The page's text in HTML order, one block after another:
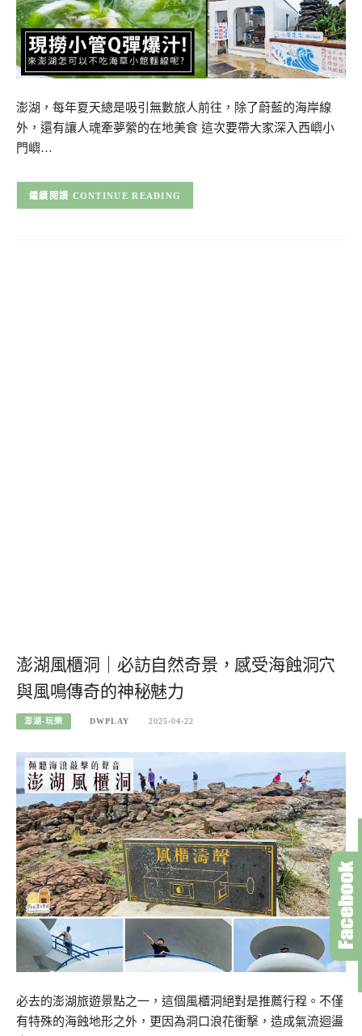
澎湖，每年夏天總是吸引無數旅人前往，除了蔚藍的海岸線
外，還有讓人魂牽夢縈的在地美食 這次要帶大家深入西嶼小
門嶼…
CONTINUE READING
澎湖風櫃洞｜必訪自然奇景，感受海蝕洞穴
與風鳴傳奇的神秘魅力
澎湖-玩樂 DWPLAY 2025-04-22
必去的澎湖旅遊景點之一，這個風櫃洞絕對是推薦行程。不僅
有特殊的海蝕地形之外，更因為洞口浪花衝擊，造成氣流迴盪